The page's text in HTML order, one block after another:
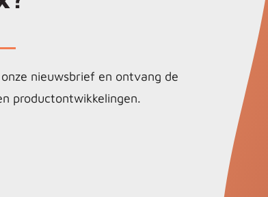
nieuwsbrief en ontvang de
productontwikkelingen.